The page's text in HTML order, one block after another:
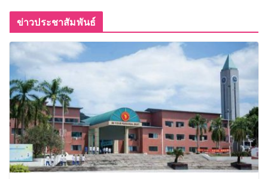
ข่าวประชาสัมพันธ์